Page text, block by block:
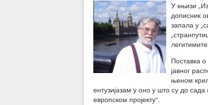
У књизи
дописник
запала у
Поставка
јавног
њеном
ентузијазам у оно у што су до
европском пројекту“.